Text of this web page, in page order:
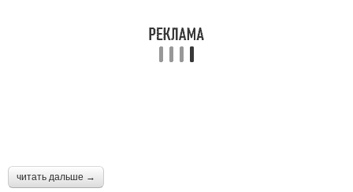
читать дальше →